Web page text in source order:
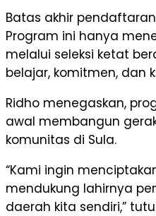
Batas akhir pendaftaran:
Program ini hanya
melalui seleksi ketat
belajar, komitmen, dan
Ridho menegaskan,
awal membangun
komunitas di Sula.
“Kami ingin
mendukung lahirnya
daerah kita sendiri,”